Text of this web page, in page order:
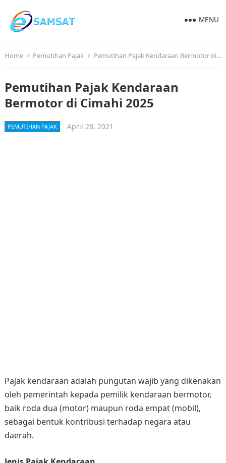
MENU
Home Pemutihan Pajak Pemutihan Pajak Kendaraan Bermotor di Cimahi 2025
Pemutihan Pajak Kendaraan
Bermotor di Cimahi 2025
PEMUTIHAN PAJAK April 28, 2021
Pajak kendaraan adalah pungutan wajib yang dikenakan
oleh pemerintah kepada pemilik kendaraan bermotor,
baik roda dua (motor) maupun roda empat (mobil),
sebagai bentuk kontribusi terhadap negara atau
daerah.